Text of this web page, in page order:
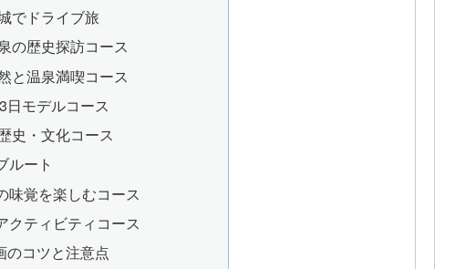
でドライブ旅
の歴史探訪コース
と温泉満喫コース
日モデルコース
史・文化コース
ルート
味覚を楽しむコース
クティビティコース
のコツと注意点